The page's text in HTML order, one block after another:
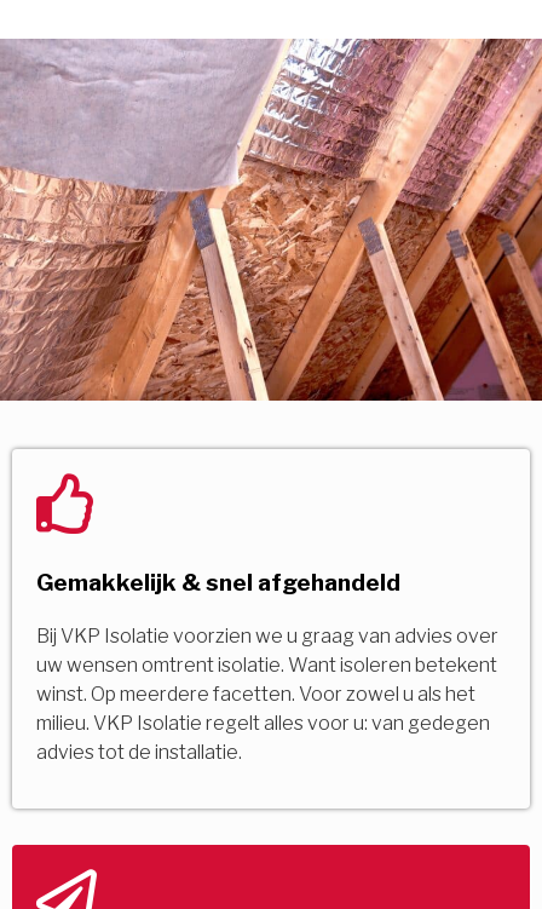
Gemakkelijk & snel afgehandeld
Bij VKP Isolatie voorzien we u graag van advies over
uw wensen omtrent isolatie. Want isoleren betekent
winst. Op meerdere facetten. Voor zowel u als het
milieu. VKP Isolatie regelt alles voor u: van gedegen
advies tot de installatie.